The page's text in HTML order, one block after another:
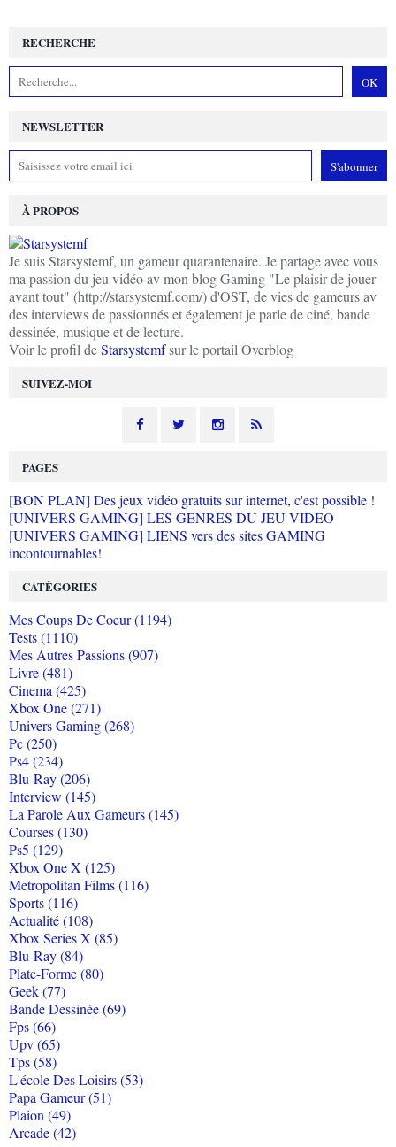
NEWSLETTER
SUIVEZ-MOI
RECHERCHE
À PROPOS
Je suis Starsystemf, un gameur quarantenaire. Je partage avec vous
ma passion du jeu vidéo av mon blog Gaming "Le plaisir de jouer
avant tout" (http://starsystemf.com/) d'OST, de vies de gameurs av
des interviews de passionnés et également je parle de ciné, bande
dessinée, musique et de lecture.
Voir le profil deStarsystemfsur le portail Overblog
PAGES
[BON PLAN] Des jeux vidéo gratuits sur internet, c'est possible !
[UNIVERS GAMING] LES GENRES DU JEU VIDEO
[UNIVERS GAMING] LIENS vers des sites GAMING
incontournables!
CATÉGORIES
Mes Coups De Coeur (1194)
Tests (1110)
Mes Autres Passions (907)
Livre (481)
Cinema (425)
Xbox One (271)
Univers Gaming (268)
Pc (250)
Ps4 (234)
Blu-Ray (206)
Interview (145)
La Parole Aux Gameurs (145)
Courses (130)
Ps5 (129)
Xbox One X (125)
Metropolitan Films (116)
Sports (116)
Actualité (108)
Xbox Series X (85)
Blu-Ray (84)
Plate-Forme (80)
Geek (77)
Bande Dessinée (69)
Fps (66)
Upv (65)
Tps (58)
L'école Des Loisirs (53)
Papa Gameur (51)
Plaion (49)
Arcade (42)